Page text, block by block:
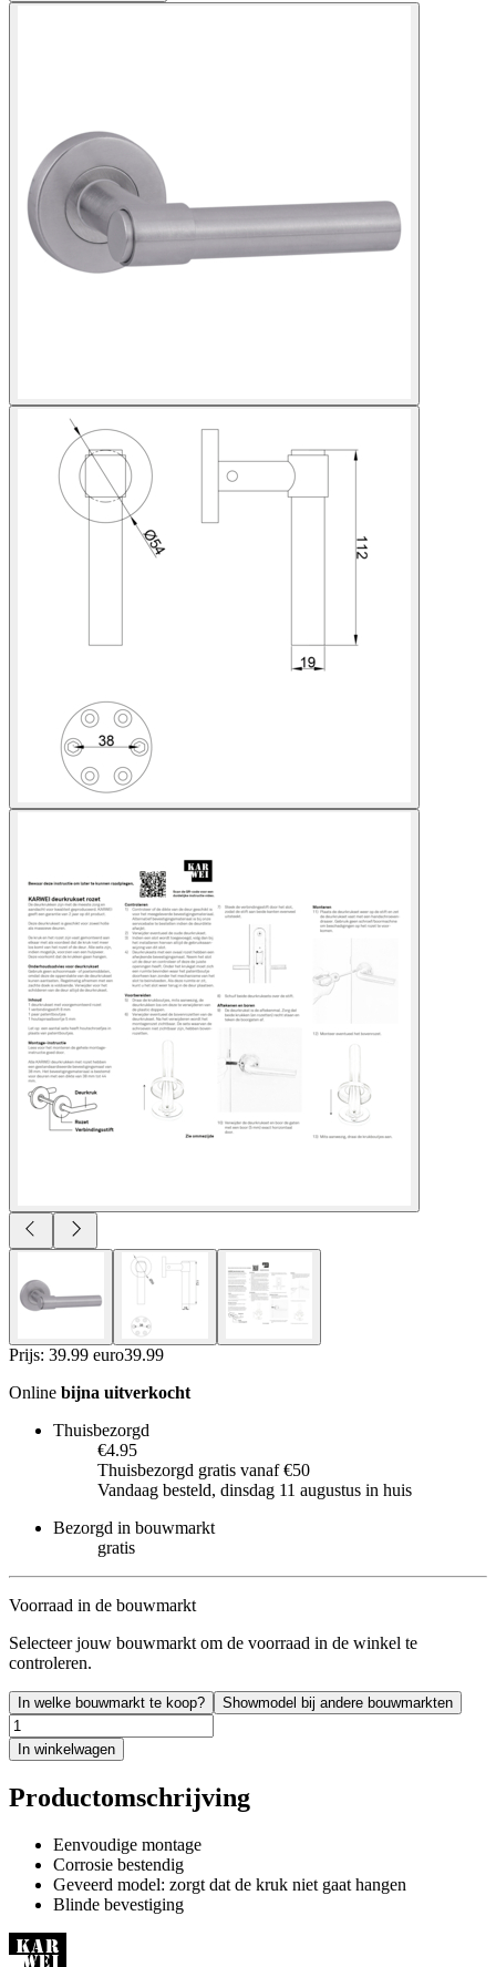
Prijs: 39.99 euro39.99
Online bijna uitverkocht
Thuisbezorgd
€4.95
Thuisbezorgd gratis vanaf €50
Vandaag besteld, dinsdag 11 augustus in huis
Bezorgd in bouwmarkt
gratis
Voorraad in de bouwmarkt
Selecteer jouw bouwmarkt om de voorraad in de winkel te
controleren.
In welke bouwmarkt te koop? Showmodel bij andere bouwmarkten
In winkelwagen
Productomschrijving
Eenvoudige montage
Corrosie bestendig
Geveerd model: zorgt dat de kruk niet gaat hangen
Blinde bevestiging